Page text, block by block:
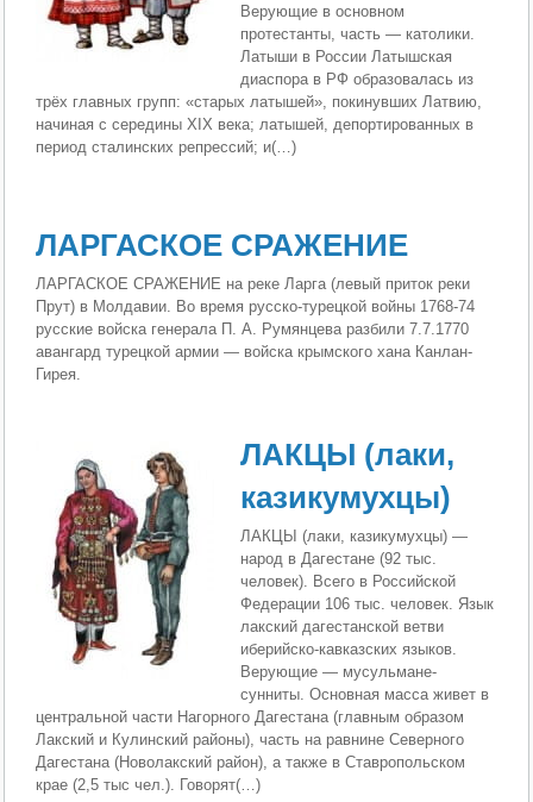
Верующие в основном
протестанты, часть — католики.
Латыши в России Латышская
диаспора в РФ образовалась из
трёх главных групп: «старых латышей», покинувших Латвию,
начиная с середины XIX века; латышей, депортированных в
период сталинских репрессий; и(…)
ЛАРГАСКОЕ СРАЖЕНИЕ
ЛАРГАСКОЕ СРАЖЕНИЕ на реке Ларга (левый приток реки
Прут) в Молдавии. Во время русско-турецкой войны 1768-74
русские войска генерала П. А. Румянцева разбили 7.7.1770
авангард турецкой армии — войска крымского хана Канлан-
Гирея.
ЛАКЦЫ (лаки,
казикумухцы)
ЛАКЦЫ (лаки, казикумухцы) —
народ в Дагестане (92 тыс.
человек). Всего в Российской
Федерации 106 тыс. человек. Язык
лакский дагестанской ветви
иберийско-кавказских языков.
Верующие — мусульмане-
сунниты. Основная масса живет в
центральной части Нагорного Дагестана (главным образом
Лакский и Кулинский районы), часть на равнине Северного
Дагестана (Новолакский район), а также в Ставропольском
крае (2,5 тыс чел.). Говорят(…)